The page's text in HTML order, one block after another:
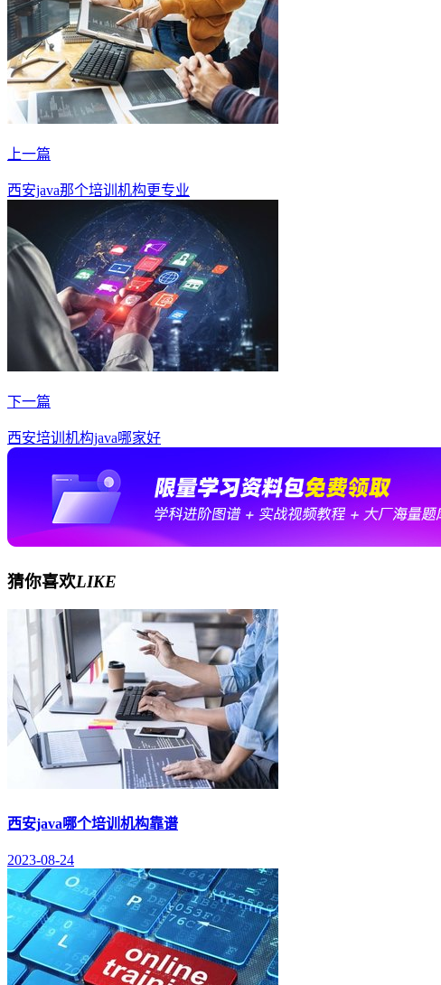
上一篇
西安java那个培训机构更专业
下一篇
西安培训机构java哪家好
猜你喜欢LIKE
西安java哪个培训机构靠谱
2023-08-24